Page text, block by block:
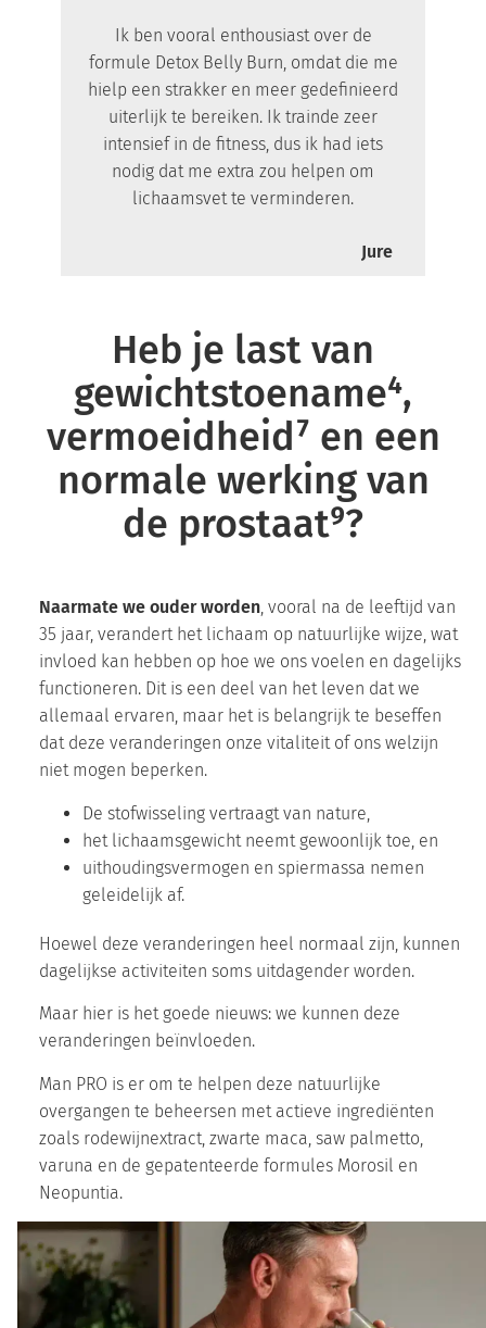
Ik ben vooral enthousiast over de
formule Detox Belly Burn, omdat die me
hielp een strakker en meer gedefinieerd
uiterlijk te bereiken. Ik trainde zeer
intensief in de fitness, dus ik had iets
nodig dat me extra zou helpen om
lichaamsvet te verminderen.
Jure
Heb je last van
gewichtstoename⁴,
vermoeidheid⁷ en een
normale werking van
de prostaat⁹?
Naarmate we ouder worden, vooral na de leeftijd van
35 jaar, verandert het lichaam op natuurlijke wijze, wat
invloed kan hebben op hoe we ons voelen en dagelijks
functioneren. Dit is een deel van het leven dat we
allemaal ervaren, maar het is belangrijk te beseffen
dat deze veranderingen onze vitaliteit of ons welzijn
niet mogen beperken.
De stofwisseling vertraagt van nature,
het lichaamsgewicht neemt gewoonlijk toe, en
uithoudingsvermogen en spiermassa nemen
geleidelijk af.
Hoewel deze veranderingen heel normaal zijn, kunnen
dagelijkse activiteiten soms uitdagender worden.
Maar hier is het goede nieuws: we kunnen deze
veranderingen beïnvloeden.
Man PRO is er om te helpen deze natuurlijke
overgangen te beheersen met actieve ingrediënten
zoals rodewijnextract, zwarte maca, saw palmetto,
varuna en de gepatenteerde formules Morosil en
Neopuntia.